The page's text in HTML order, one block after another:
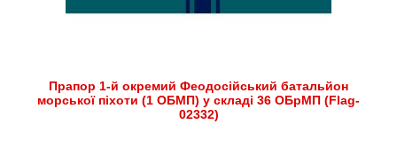
Прапор 1-й окремий Феодосійський батальйон
морської піхоти (1 ОБМП) у складі 36 ОБрМП (Flag-
02332)